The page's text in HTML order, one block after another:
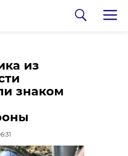
из
знаком
за
рубку